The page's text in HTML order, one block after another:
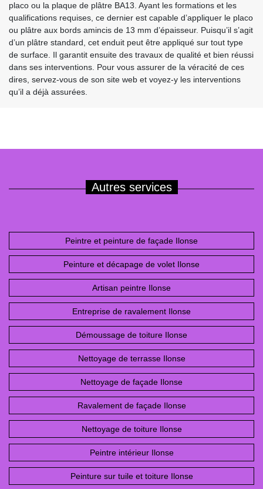
placo ou la plaque de plâtre BA13. Ayant les formations et les
qualifications requises, ce dernier est capable d’appliquer le placo
ou plâtre aux bords amincis de 13 mm d’épaisseur. Puisqu’il s’agit
d’un plâtre standard, cet enduit peut être appliqué sur tout type
de surface. Il garantit ensuite des travaux de qualité et bien réussi
dans ses interventions. Pour vous assurer de la véracité de ces
dires, servez-vous de son site web et voyez-y les interventions
qu’il a déjà assurées.
Autres services
Peintre et peinture de façade Ilonse
Peinture et décapage de volet Ilonse
Artisan peintre Ilonse
Entreprise de ravalement Ilonse
Démoussage de toiture Ilonse
Nettoyage de terrasse Ilonse
Nettoyage de façade Ilonse
Ravalement de façade Ilonse
Nettoyage de toiture Ilonse
Peintre intérieur Ilonse
Peinture sur tuile et toiture Ilonse